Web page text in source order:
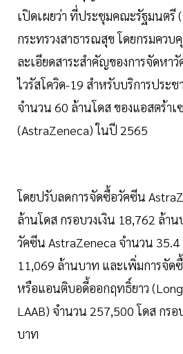
เปิดเผยว่า ที่ประชุมคณะรัฐมนตรี
กระทรวงสาธารณสุข โดยกรมควบ
ละเอียดสาระสำคัญของการจัดหา
ไวรัสโควิด-19 สำหรับบริการประ
จำนวน 60 ล้านโดส ของแอสตร้าเ
(AstraZeneca) ในปี 2565
โดยปรับลดการจัดซื้อวัคซีน
ล้านโดส กรอบวงเงิน 18,762 ล้า
วัคซีน AstraZeneca จำนวน 35.4
11,069 ล้านบาท และเพิ่มการจัด
หรือแอนติบอดี้ออกฤทธิ์ยาว
LAAB) จำนวน 257,500 โดส กรอ
บาท